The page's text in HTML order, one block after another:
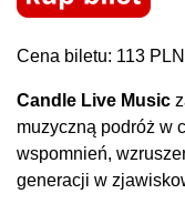
Cena biletu: 113 PLN
Candle Live Music
muzyczną podróż w
wspomnień,
generacji w